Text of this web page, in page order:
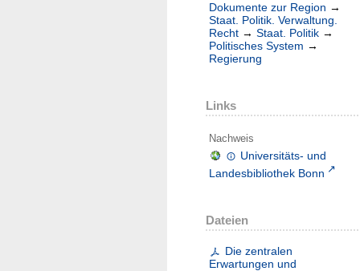
Dokumente zur Region →
Staat. Politik. Verwaltung.
Recht → Staat. Politik →
Politisches System →
Regierung
Links
Nachweis
Universitäts- und
Landesbibliothek Bonn
Dateien
Die zentralen
Erwartungen und